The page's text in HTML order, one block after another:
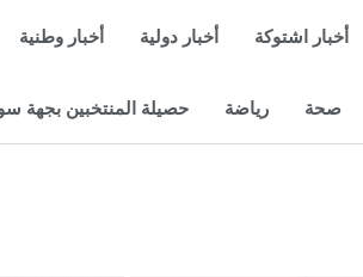
أخبار اشتوكة أخبار دولية أخبار وطنية
صحة رياضة حصيلة المنتخبين بجهة